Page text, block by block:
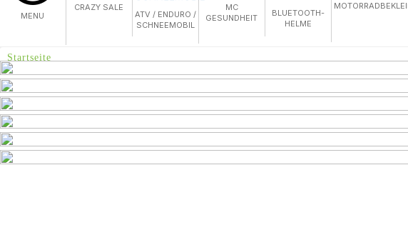
MENU
CRAZY SALE
ATV / ENDURO /
SCHNEEMOBIL
MC
GESUNDHEIT
BLUETOOTH-
HELME
Startseite